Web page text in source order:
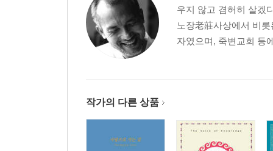
우지 않고 겸허히 살겠
노장老莊사상에서 비
자였으며, 죽변교회 등
작가의 다른 상품